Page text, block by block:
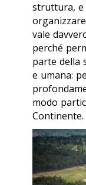
struttura, e
vale
perché
parte della
e umana:
modo
Continente.